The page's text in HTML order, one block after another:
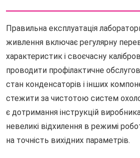
Правильна експлуатація
живлення включає регулярну
характеристик і своєчасну
проводити профілактичне
стан конденсаторів і інших
стежити за чистотою систем
є дотримання інструкцій
невеликі відхилення в режимі
на точність вихідних параметрів.